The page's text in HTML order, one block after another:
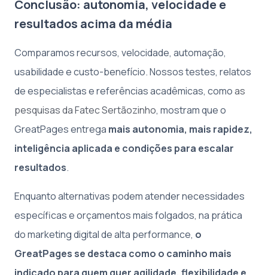
Conclusão: autonomia, velocidade e
resultados acima da média
Comparamos recursos, velocidade, automação,
usabilidade e custo-benefício. Nossos testes, relatos
de especialistas e referências acadêmicas, comoas
pesquisas da Fatec Sertãozinho, mostram que o
GreatPages entrega mais autonomia, mais rapidez,
inteligência aplicada e condições para escalar
resultados.
Enquanto alternativas podem atender necessidades
específicas e orçamentos mais folgados, na prática
do marketing digital de alta performance, o
GreatPages se destaca como o caminho mais